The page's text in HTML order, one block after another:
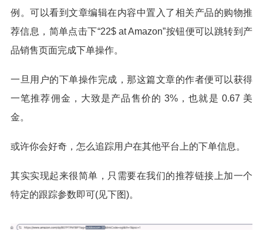
例。可以看到文章编辑在内容中置入了相关产品的购物推
荐信息，简单点击下“22$ at Amazon”按钮便可以跳转到产
品销售页面完成下单操作。
一旦用户的下单操作完成，那这篇文章的作者便可以获得
一笔推荐佣金，大致是产品售价的 3%，也就是 0.67 美
金。
或许你会好奇，怎么追踪用户在其他平台上的下单信息。
其实实现起来很简单，只需要在我们的推荐链接上加一个
特定的跟踪参数即可(见下图)。